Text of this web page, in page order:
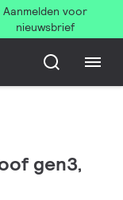
Aanmelden voor
nieuwsbrief
gen3,